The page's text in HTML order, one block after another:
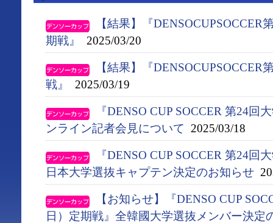
【結果】『
期戦』
2025/03/20
【結果】『
戦』
2025/03/19
『DENSO CUP SOCCER 第24回
ンライン記者会見について 2025/03/18
『DENSO CUP SOCCER 第24回
日本大学選抜キャプテン決定のお知らせ
【お知らせ】『DENSO CUP
日）定期戦』全韓國大学選抜メンバー決定